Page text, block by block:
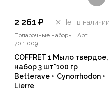
2 261 ₽ Нет в наличии
Подарочные наборы · Арт:
70.1.009
COFFRET 1 Мыло твердое,
набор 3 шт*100 гр
Betterave + Cynorrhodon +
Lierre